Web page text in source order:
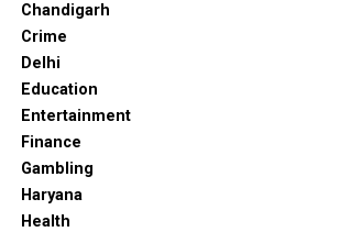
Chandigarh
Crime
Delhi
Education
Entertainment
Finance
Gambling
Haryana
Health